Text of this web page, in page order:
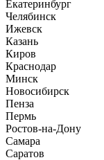
Екатеринбург
Челябинск
Ижевск
Казань
Киров
Краснодар
Минск
Новосибирск
Пенза
Пермь
Ростов-на-Дону
Самара
Саратов